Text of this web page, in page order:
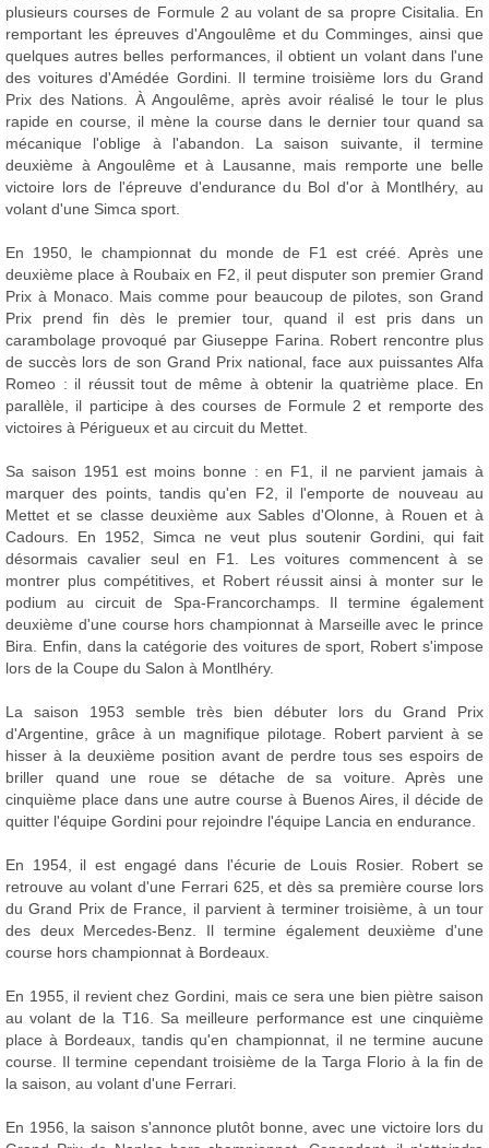
plusieurs courses de Formule 2 au volant de sa propre Cisitalia. En
remportant les épreuves d'Angoulême et du Comminges, ainsi que
quelques autres belles performances, il obtient un volant dans l'une
des voitures d'Amédée Gordini. Il termine troisième lors du Grand
Prix des Nations. À Angoulême, après avoir réalisé le tour le plus
rapide en course, il mène la course dans le dernier tour quand sa
mécanique l'oblige à l'abandon. La saison suivante, il termine
deuxième à Angoulême et à Lausanne, mais remporte une belle
victoire lors de l'épreuve d'endurance du Bol d'or à Montlhéry, au
volant d'une Simca sport.
En 1950, le championnat du monde de F1 est créé. Après une
deuxième place à Roubaix en F2, il peut disputer son premier Grand
Prix à Monaco. Mais comme pour beaucoup de pilotes, son Grand
Prix prend fin dès le premier tour, quand il est pris dans un
carambolage provoqué par Giuseppe Farina. Robert rencontre plus
de succès lors de son Grand Prix national, face aux puissantes Alfa
Romeo : il réussit tout de même à obtenir la quatrième place. En
parallèle, il participe à des courses de Formule 2 et remporte des
victoires à Périgueux et au circuit du Mettet.
Sa saison 1951 est moins bonne : en F1, il ne parvient jamais à
marquer des points, tandis qu'en F2, il l'emporte de nouveau au
Mettet et se classe deuxième aux Sables d'Olonne, à Rouen et à
Cadours. En 1952, Simca ne veut plus soutenir Gordini, qui fait
désormais cavalier seul en F1. Les voitures commencent à se
montrer plus compétitives, et Robert réussit ainsi à monter sur le
podium au circuit de Spa-Francorchamps. Il termine également
deuxième d'une course hors championnat à Marseille avec le prince
Bira. Enfin, dans la catégorie des voitures de sport, Robert s'impose
lors de la Coupe du Salon à Montlhéry.
La saison 1953 semble très bien débuter lors du Grand Prix
d'Argentine, grâce à un magnifique pilotage. Robert parvient à se
hisser à la deuxième position avant de perdre tous ses espoirs de
briller quand une roue se détache de sa voiture. Après une
cinquième place dans une autre course à Buenos Aires, il décide de
quitter l'équipe Gordini pour rejoindre l'équipe Lancia en endurance.
En 1954, il est engagé dans l'écurie de Louis Rosier. Robert se
retrouve au volant d'une Ferrari 625, et dès sa première course lors
du Grand Prix de France, il parvient à terminer troisième, à un tour
des deux Mercedes-Benz. Il termine également deuxième d'une
course hors championnat à Bordeaux.
En 1955, il revient chez Gordini, mais ce sera une bien piètre saison
au volant de la T16. Sa meilleure performance est une cinquième
place à Bordeaux, tandis qu'en championnat, il ne termine aucune
course. Il termine cependant troisième de la Targa Florio à la fin de
la saison, au volant d'une Ferrari.
En 1956, la saison s'annonce plutôt bonne, avec une victoire lors du